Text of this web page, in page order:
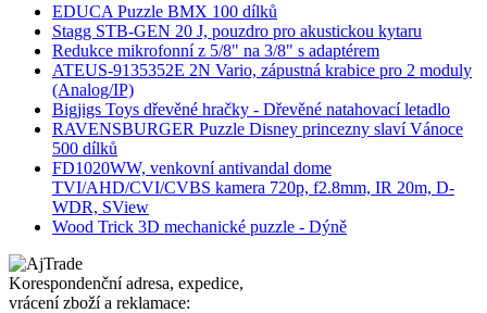
EDUCA Puzzle BMX 100 dílků
Stagg STB-GEN 20 J, pouzdro pro akustickou kytaru
Redukce mikrofonní z 5/8" na 3/8" s adaptérem
ATEUS-9135352E 2N Vario, zápustná krabice pro 2 moduly
(Analog/IP)
Bigjigs Toys dřevěné hračky - Dřevěné natahovací letadlo
RAVENSBURGER Puzzle Disney princezny slaví Vánoce
500 dílků
FD1020WW, venkovní antivandal dome
TVI/AHD/CVI/CVBS kamera 720p, f2.8mm, IR 20m, D-
WDR, SView
Wood Trick 3D mechanické puzzle - Dýně
Korespondenční adresa, expedice,
vrácení zboží a reklamace: